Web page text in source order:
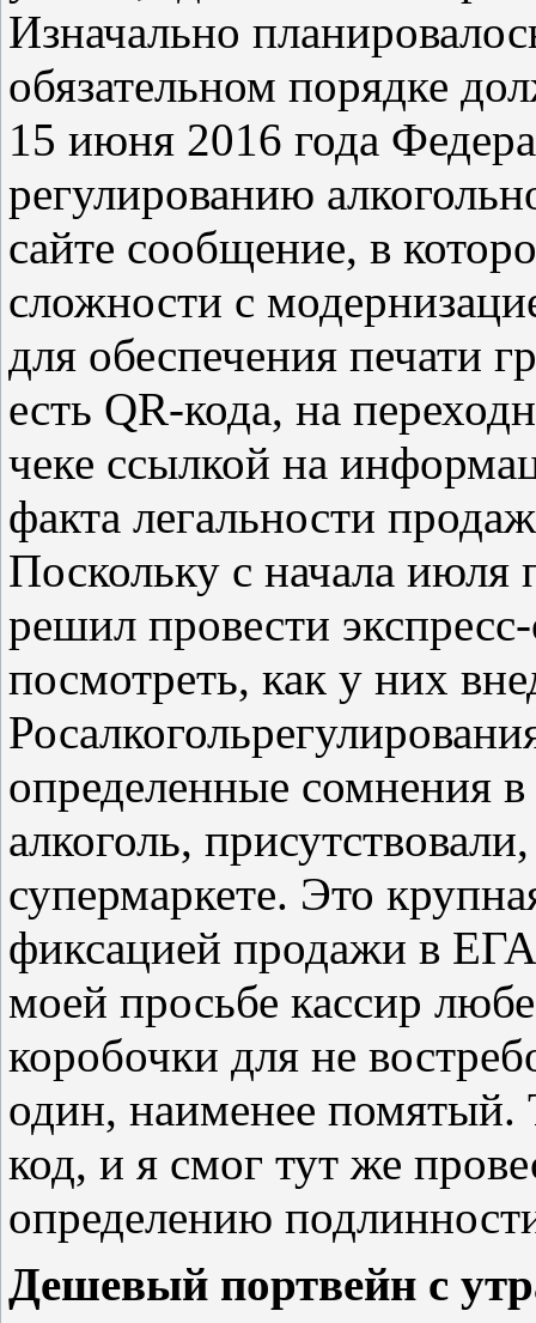
Изначально
обязательном порядке
15 июня 2016 года
регулированию
сайте сообщение, в
сложности с
для обеспечения печати
есть QR-кода, на
чеке ссылкой на
факта легальности
Поскольку с начала июля
решил провести
посмотреть, как у них
определенные сомнения
алкоголь,
супермаркете. Это
фиксацией продажи в
моей просьбе кассир
коробочки для не
один, наименее помятый.
код, и я смог тут же
определению
Дешевый портвейн с